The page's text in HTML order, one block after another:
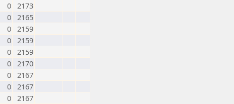
0 2173
0 2165
0 2159
0 2159
0 2159
0 2170
0 2167
0 2167
0 2167